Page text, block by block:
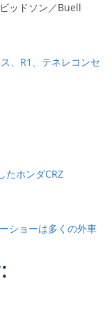
ッドソン／Buell
、R1、テネレコンセ
たホンダCRZ
ショーは多くの外車
: